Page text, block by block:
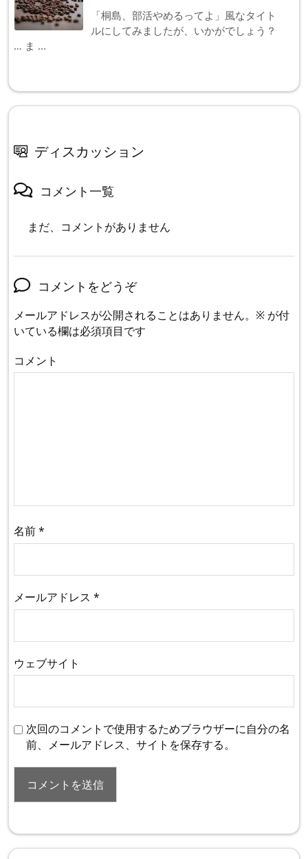
「桐島、部活やめるってよ」風なタイト
ルにしてみましたが、いかがでしょう？
… ま ...
ディスカッション
コメント一覧
まだ、コメントがありません
コメントをどうぞ
メールアドレスが公開されることはありません。※ が付
いている欄は必須項目です
コメント
名前*
メールアドレス*
ウェブサイト
次回のコメントで使用するためブラウザーに自分の名
前、メールアドレス、サイトを保存する。